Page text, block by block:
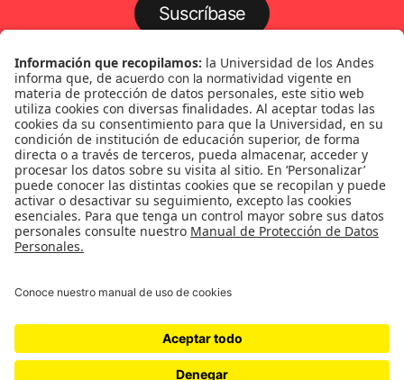
Suscríbase
Género
Política
Cultura
Medios y periodismo
Ciudad
Movilización social